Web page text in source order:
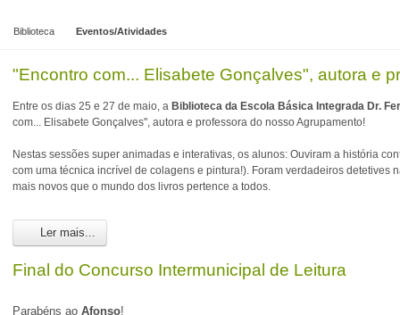
Biblioteca Eventos/Atividades
"Encontro com... Elisabete Gonçalves", autora e
Entre os dias 25 e 27 de maio, a Biblioteca da Escola Básica Integrada Dr.
com... Elisabete Gonçalves", autora e professora do nosso Agrupamento!
Nestas sessões super animadas e interativas, os alunos: Ouviram a história
com uma técnica incrível de colagens e pintura!). Foram verdadeiros
mais novos que o mundo dos livros pertence a todos.
Ler mais...
Final do Concurso Intermunicipal de Leitura
Parabéns aoAfonso!